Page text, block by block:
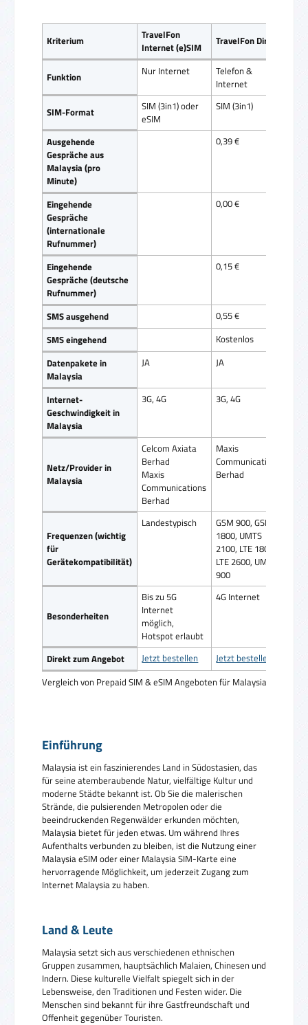
Vergleich von Prepaid SIM & eSIM Angeboten für Malaysia
Kriterium
TravelFon
Internet (e)SIM
TravelFon Direct
Funktion Nur Internet
Telefon &
Internet
SIM-Format
SIM (3in1) oder
eSIM
SIM (3in1)
Ausgehende
Gespräche aus
Malaysia (pro
Minute)
0,39 €
Eingehende
Gespräche
(internationale
Rufnummer)
0,00 €
Eingehende
Gespräche (deutsche
Rufnummer)
0,15 €
SMS ausgehend 0,55 €
SMS eingehend
Kostenlos
Datenpakete in
Malaysia
JA JA
Internet-
Geschwindigkeit in
Malaysia
3G, 4G 3G, 4G
Netz/Provider in
Malaysia
Celcom Axiata
Berhad
Maxis
Communications
Berhad
Maxis
Communications
Berhad
Frequenzen (wichtig
für
Gerätekompatibilität)
Landestypisch
GSM 900, GSM
1800, UMTS
2100, LTE 1800,
LTE 2600, UMTS
900
Besonderheiten
Bis zu 5G
Internet
möglich,
Hotspot erlaubt
4G Internet
Direkt zum Angebot Jetzt bestellen Jetzt bestellen
Einführung
Malaysia ist ein faszinierendes Land in Südostasien, das
für seine atemberaubende Natur, vielfältige Kultur und
moderne Städte bekannt ist. Ob Sie die malerischen
Strände, die pulsierenden Metropolen oder die
beeindruckenden Regenwälder erkunden möchten,
Malaysia bietet für jeden etwas. Um während Ihres
Aufenthalts verbunden zu bleiben, ist die Nutzung einer
Malaysia eSIM oder einer Malaysia SIM-Karte eine
hervorragende Möglichkeit, um jederzeit Zugang zum
Internet Malaysia zu haben.
Land & Leute
Malaysia setzt sich aus verschiedenen ethnischen
Gruppen zusammen, hauptsächlich Malaien, Chinesen und
Indern. Diese kulturelle Vielfalt spiegelt sich in der
Lebensweise, den Traditionen und Festen wider. Die
Menschen sind bekannt für ihre Gastfreundschaft und
Offenheit gegenüber Touristen.